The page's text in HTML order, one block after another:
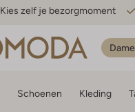
Kies zelf je bezorgmoment
Schoenen Kleding